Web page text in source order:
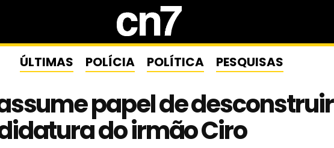
ÚLTIMAS POLÍCIA POLÍTICA PESQUISAS
papel de desconstruir
do irmão Ciro